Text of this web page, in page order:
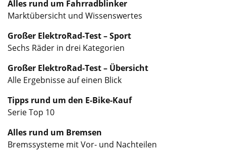
Alles rund um Fahrradblinker
Marktübersicht und Wissenswertes
Großer ElektroRad-Test – Sport
Sechs Räder in drei Kategorien
Großer ElektroRad-Test – Übersicht
Alle Ergebnisse auf einen Blick
Tipps rund um den E-Bike-Kauf
Serie Top 10
Alles rund um Bremsen
Bremssysteme mit Vor- und Nachteilen